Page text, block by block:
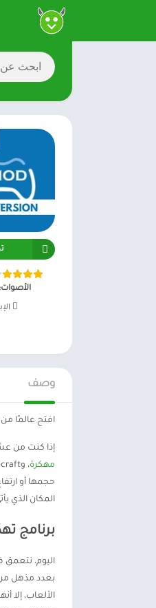
الأصوات:
وصف
افتح عالمًا من
إذا كنت من
مهكرة
حجمها أو
المكان الذي يأتي
برنامج
بعدد مذهل من